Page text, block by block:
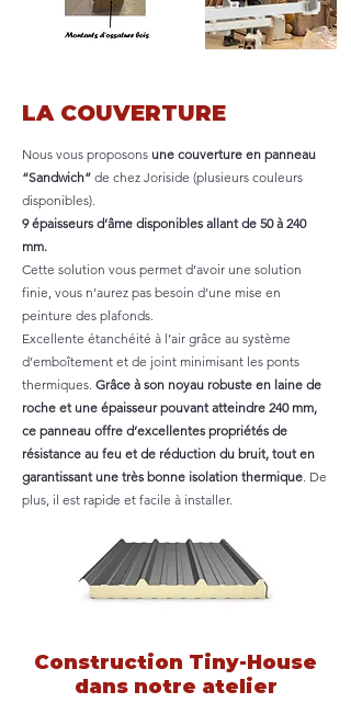
LA COUVERTURE
Nous vous proposons une couverture en panneau
“Sandwich” de chez Joriside (plusieurs couleurs
disponibles).
9 épaisseurs d’âme disponibles allant de 50 à 240
mm.
Cette solution vous permet d’avoir une solution
finie, vous n’aurez pas besoin d’une mise en
peinture des plafonds.
Excellente étanchéité à l’air grâce au système
d’emboîtement et de joint minimisant les ponts
thermiques. Grâce à son noyau robuste en laine de
roche et une épaisseur pouvant atteindre 240 mm,
ce panneau offre d’excellentes propriétés de
résistance au feu et de réduction du bruit, tout en
garantissant une très bonne isolation thermique. De
plus, il est rapide et facile à installer.
Construction Tiny-House
dans notre atelier